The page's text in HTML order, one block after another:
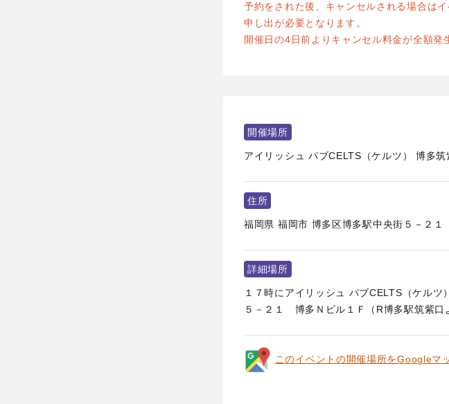
予約をされた後、キャンセルされる場合は
申し出が必要となります。
開催日の4日前よりキャンセル料金が全額発
開催場所
アイリッシュ パブCELTS（ケルツ） 博多筑
住所
福岡県 福岡市 博多区博多駅中央街５－２１
詳細場所
１７時にアイリッシュ パブCELTS（ケル
５－２１ 博多Ｎビル１Ｆ（R博多駅筑紫
このイベントの開催場所をGoogleマ